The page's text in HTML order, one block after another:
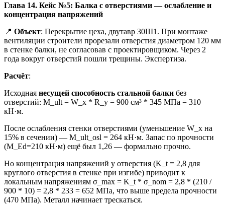
Глава 14. Кейс №5: Балка с отверстиями — ослабление и
концентрация напряжений
📍 Объект: Перекрытие цеха, двутавр 30Ш1. При монтаже
вентиляции строители прорезали отверстия диаметром 120 мм
в стенке балки, не согласовав с проектировщиком. Через 2
года вокруг отверстий пошли трещины. Экспертиза.
Расчёт:
Исходная несущей способность стальной балки без
отверстий: M_ult = W_x * R_y = 900 см³ * 345 МПа = 310
кН·м.
После ослабления стенки отверстиями (уменьшение W_x на
15% в сечении) — M_ult_osl = 264 кН·м. Запас по прочности
(M_Ed=210 кН·м) ещё был 1,26 — формально прочно.
Но концентрация напряжений у отверстия (K_t = 2,8 для
круглого отверстия в стенке при изгибе) приводит к
локальным напряжениям σ_max = K_t * σ_nom = 2,8 * (210 /
900 * 10) = 2,8 * 233 = 652 МПа, что выше предела прочности
(470 МПа). Металл начинает трескаться.